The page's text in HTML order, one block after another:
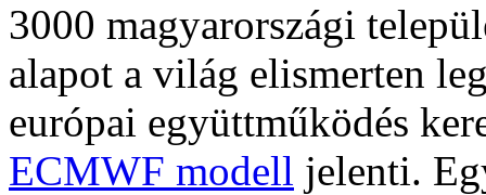
3000 magyarországi
alapot a világ elismerten
európai együttműködés
ECMWF modell jelenti.